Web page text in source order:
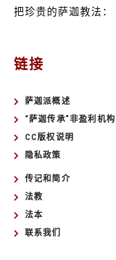
把珍贵的萨迦教法：
链接
萨迦派概述
“萨迦传承”非盈利机构
CC版权说明
隐私政策
传记和简介
法教
法本
联系我们